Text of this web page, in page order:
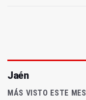
Jaén
MÁS VISTO ESTE MES